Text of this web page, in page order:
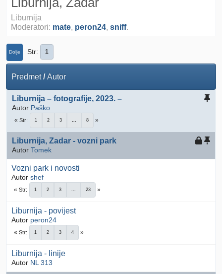
Liburnija
Moderatori: mate, peron24, sniff.
Dolje Str 1
Predmet/Autor
Liburnija – fotografije, 2023. –
Autor Paško
Str 1 2 3 ... 8
Liburnija, Zadar - vozni park
Autor Tomek
Vozni park i novosti
Autor shef
Str 1 2 3 ... 23
Liburnija - povijest
Autor peron24
Str 1 2 3 4
Liburnija - linije
Autor NL 313